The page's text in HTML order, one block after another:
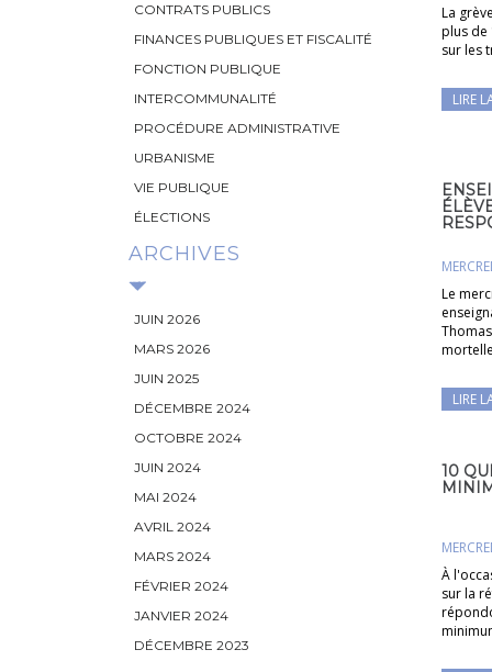
CONTRATS PUBLICS
FINANCES PUBLIQUES ET FISCALITÉ
FONCTION PUBLIQUE
INTERCOMMUNALITÉ
PROCÉDURE ADMINISTRATIVE
URBANISME
VIE PUBLIQUE
ÉLECTIONS
ARCHIVES
JUIN 2026
MARS 2026
JUIN 2025
DÉCEMBRE 2024
OCTOBRE 2024
JUIN 2024
MAI 2024
AVRIL 2024
MARS 2024
FÉVRIER 2024
JANVIER 2024
DÉCEMBRE 2023
La
plus de
sur les
LIRE
Le
LIRE
10
À
sur la